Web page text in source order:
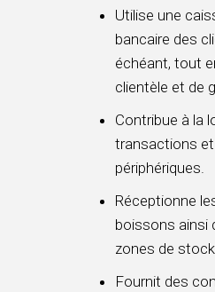
Utilise une
bancaire des
échéant, tout
clientèle et de
Contribue à la
transactions
périphériques.
Réceptionne
boissons ainsi
zones de
Fournit des